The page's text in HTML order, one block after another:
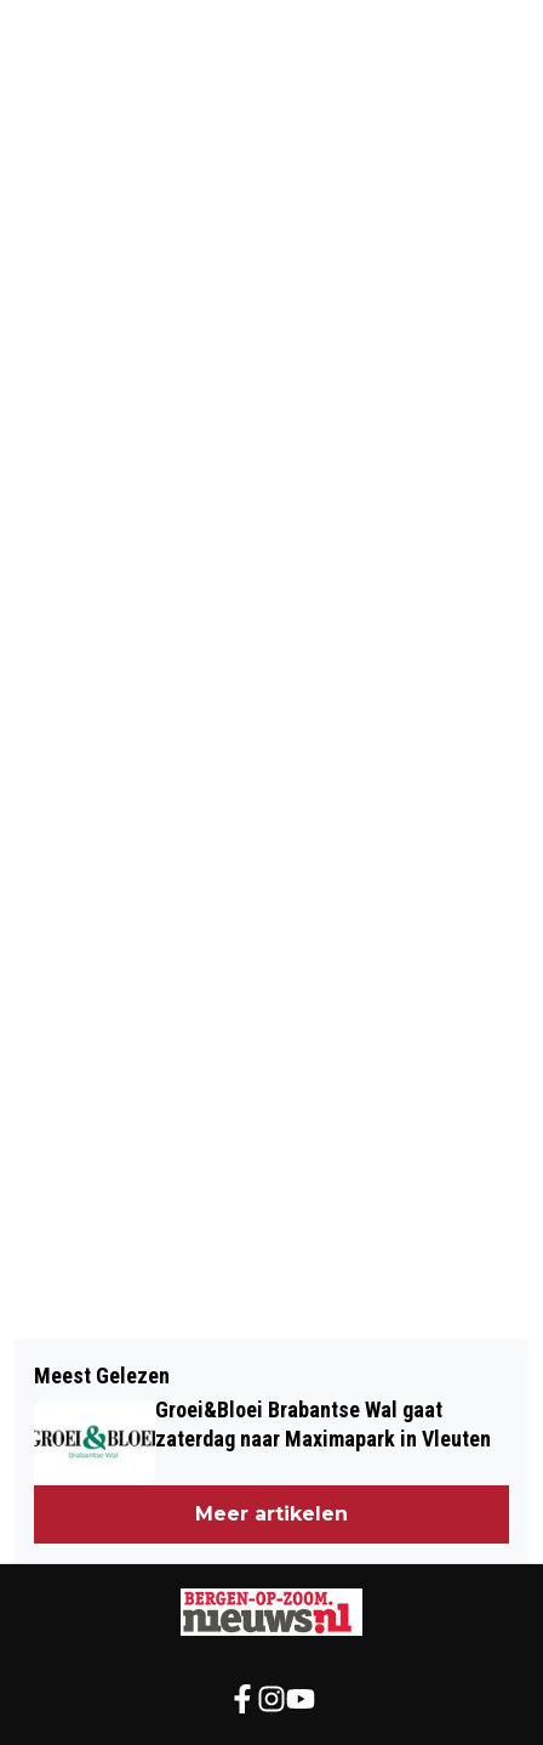
GEBOUW-T ONTVANGT
ONDERSTEUNING KICKSTART
CULTUURFONDS
OPEN DAG OP TERREIN BROEDERS
VAN HUIJBERGEN
Meest Gelezen
Groei&Bloei Brabantse Wal gaat
zaterdag naar Maximapark in Vleuten
Meer artikelen